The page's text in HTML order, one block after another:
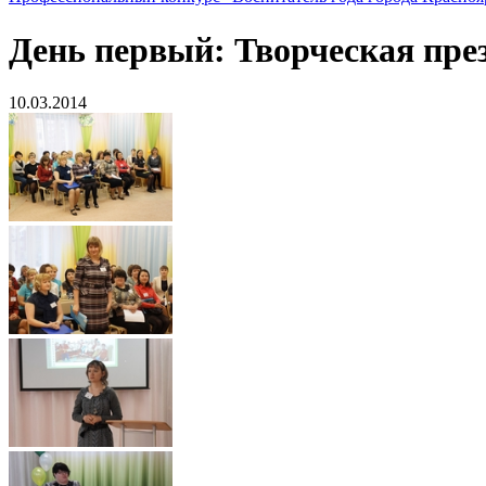
День первый: Творческая
10.03.2014